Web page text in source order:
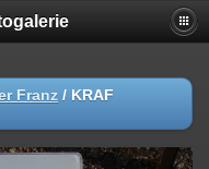
Franz / KRAF